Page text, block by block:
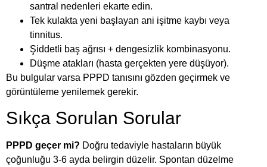
santral nedenleri ekarte edin.
Tek kulakta yeni başlayan ani işitme kaybı veya
tinnitus.
Şiddetli baş ağrısı + dengesizlik kombinasyonu.
Düşme atakları (hasta gerçekten yere düşüyor).
Bu bulgular varsa PPPD tanısını gözden geçirmek ve
görüntüleme yenilemek gerekir.
Sıkça Sorulan Sorular
PPPD geçer mi? Doğru tedaviyle hastaların büyük
çoğunluğu 3-6 ayda belirgin düzelir. Spontan düzelme